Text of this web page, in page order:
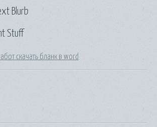
Stuff
скачать бланк в word
Blurb